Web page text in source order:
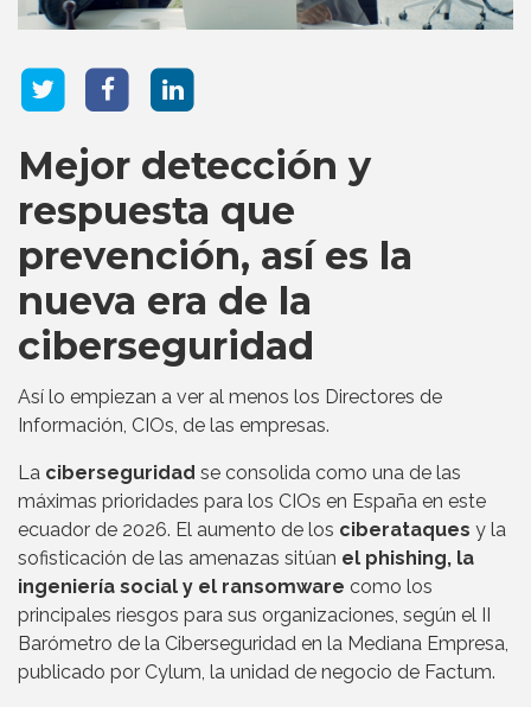
Mejor detección y
respuesta que
prevención, así es la
nueva era de la
ciberseguridad
Así lo empiezan a ver al menos los Directores de
Información, CIOs, de las empresas.
La ciberseguridad se consolida como una de las
máximas prioridades para los CIOs en España en este
ecuador de 2026. El aumento de los ciberataques y la
sofisticación de las amenazas sitúan el phishing, la
ingeniería social y el ransomware como los
principales riesgos para sus organizaciones, según el II
Barómetro de la Ciberseguridad en la Mediana Empresa,
publicado por Cylum, la unidad de negocio de Factum.